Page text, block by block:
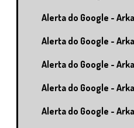
Alerta do Google -
Alerta do Google -
Alerta do Google -
Alerta do Google -
Alerta do Google -